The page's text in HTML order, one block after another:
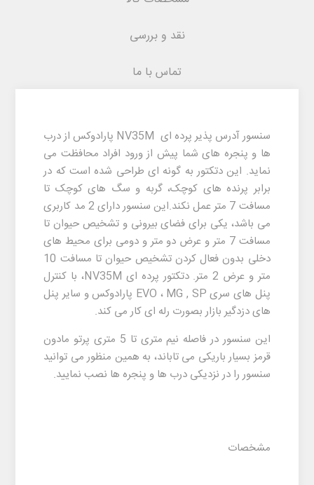
نقد و بررسی
تماس با ما
سنسور آدرس پذیر پرده ای NV35M پارادوکس از درب
ها و پنجره های شما پیش از ورود افراد محافظت می
نماید. این دتکتور به گونه ای طراحی شده است که در
برابر پرنده های کوچک، گربه و سگ های کوچک تا
مسافت 7 متر عمل نکند.این سنسور دارای 2 مد کاربری
می باشد، یکی برای فضای بیرونی و تشخیص حیوان تا
مسافت 7 متر و عرض دو متر و دومی برای محیط های
دخلی بدون فعال کردن تشخیص حیوان تا مسافت 10
متر و عرض 2 متر. دتکتور پرده ای NV35M، با کنترل
پنل های سری EVO ، MG , SP پارادوکس و سایر پنل
های دزدگیر بازار بصورت رله ای کار می کند.
این سنسور در فاصله نیم متری تا 5 متری پرتو مادون
قرمز بسیار باریکی می تاباند، به همین منظور می توانید
سنسور را در نزدیکی درب ها و پنجره ها نصب نمایید.
مشخصات